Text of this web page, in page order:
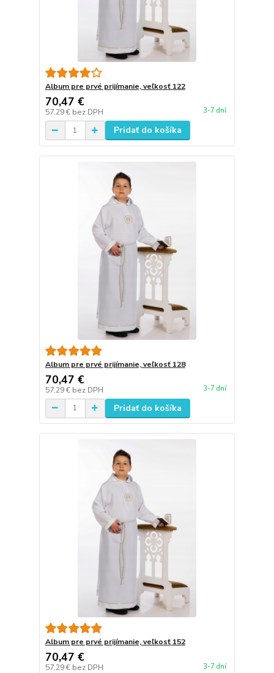
Album pre prvé prijímanie, veľkosť 122
70,47 €
57,29 € bez DPH 3-7 dní
Pridať do košíka
Album pre prvé prijímanie, veľkosť 128
70,47 €
57,29 € bez DPH 3-7 dní
Pridať do košíka
Album pre prvé prijímanie, veľkosť 152
70,47 €
57,29 € bez DPH 3-7 dní